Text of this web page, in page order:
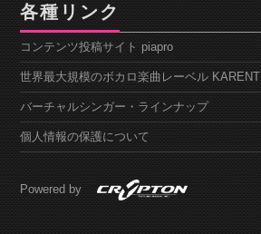
各種リンク
コンテンツ投稿サイト piapro
世界最大規模のボカロ楽曲レーベル KARENT
バーチャルシンガー・ラインナップ
個人情報の保護について
Powered by